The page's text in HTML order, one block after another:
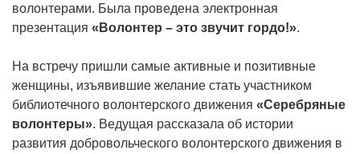
волонтерами. Была проведена электронная
презентация «Волонтер – это звучит гордо!».
На встречу пришли самые активные и позитивные
женщины, изъявившие желание стать участником
библиотечного волонтерского движения «Серебряные
волонтеры». Ведущая рассказала об истории
развития добровольческого волонтерского движения в